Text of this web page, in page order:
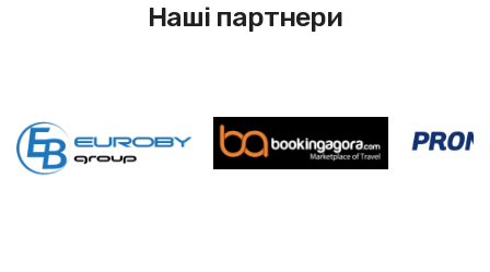
Наші партнери